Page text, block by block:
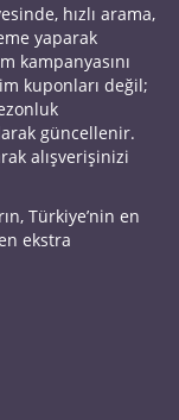
hızlı arama,
yaparak
kampanyasını
kuponları değil;
güncellenir.
alışverişinizi
Türkiye’nin en
ekstra